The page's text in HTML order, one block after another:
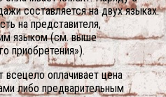
составляется на двух языках.
на представителя,
языком (см. выше
приобретения»).
всецело оплачивает цена
либо предварительным